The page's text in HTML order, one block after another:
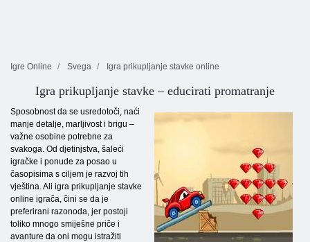
Igre Online Svega Igra prikupljanje stavke online
Igra prikupljanje stavke – educirati promatranje
Sposobnost da se usredotoči, naći
manje detalje, marljivost i brigu –
važne osobine potrebne za
svakoga. Od djetinjstva, šaleći
igračke i ponude za posao u
časopisima s ciljem je razvoj tih
vještina. Ali igra prikupljanje stavke
online igrača, čini se da je
preferirani razonoda, jer postoji
toliko mnogo smiješne priče i
avanture da oni mogu istražiti